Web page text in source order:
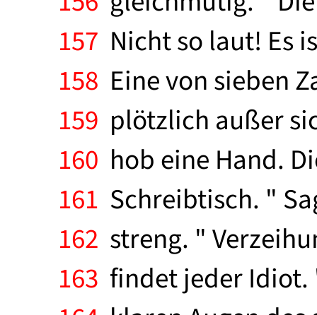
157 Nicht so laut! Es
158 Eine von sieben
159 plötzlich außer
160 hob eine Hand.
161 Schreibtisch. "
162 streng. "
163 findet jeder Idiot.